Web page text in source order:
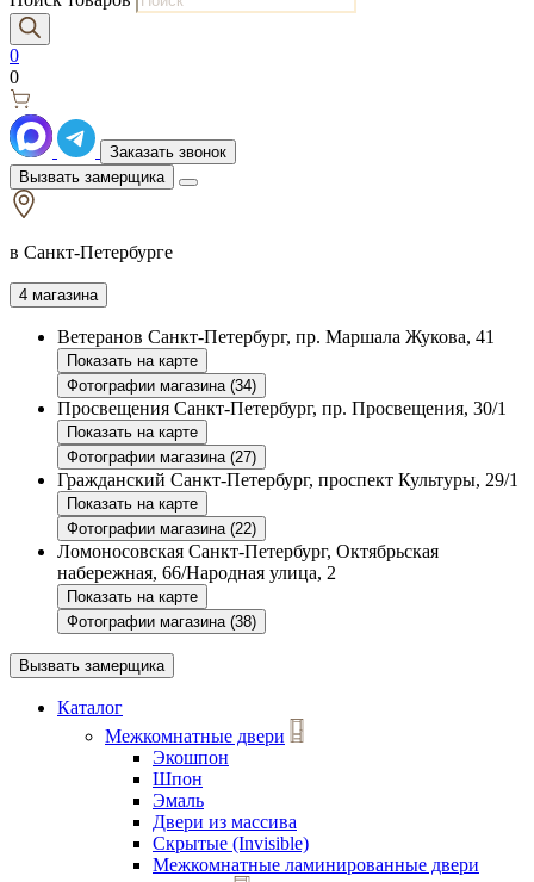
0
0
Заказать звонок
Вызвать замерщика
в Санкт-Петербурге
4 магазина
Ветеранов Санкт-Петербург, пр. Маршала Жукова, 41
Показать на карте
Фотографии магазина (34)
Просвещения Санкт-Петербург, пр. Просвещения, 30/1
Показать на карте
Фотографии магазина (27)
Гражданский Санкт-Петербург, проспект Культуры, 29/1
Показать на карте
Фотографии магазина (22)
Ломоносовская Санкт-Петербург, Октябрьская
набережная, 66/Народная улица, 2
Показать на карте
Фотографии магазина (38)
Вызвать замерщика
Каталог
Межкомнатные двери
Экошпон
Шпон
Эмаль
Двери из массива
Скрытые (Invisible)
Межкомнатные ламинированные двери